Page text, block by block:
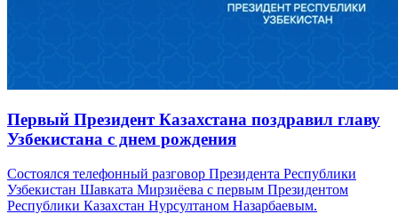
Первый Президент Казахстана поздравил главу
Узбекистана с днем рождения
Состоялся телефонный разговор Президента Республики
Узбекистан Шавката Мирзиёева с первым Президентом
Республики Казахстан Нурсултаном Назарбаевым.